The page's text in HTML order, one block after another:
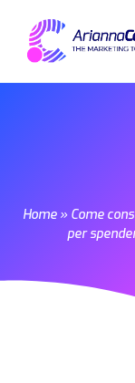
Home» Come
per